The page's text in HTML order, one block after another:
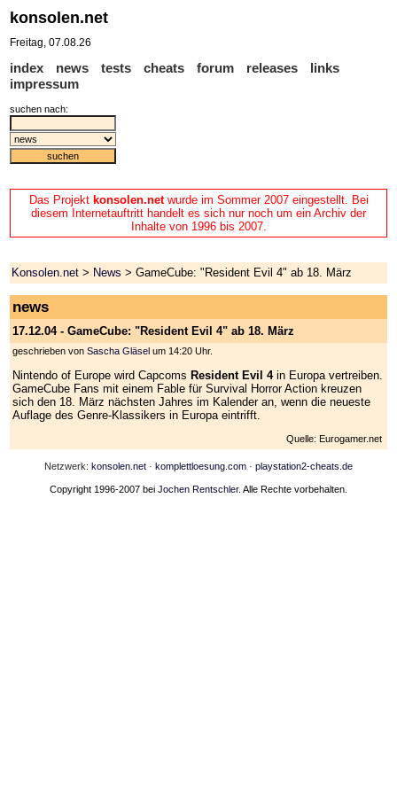
Das Projekt konsolen.netwurde im Sommer 2007 eingestellt. Bei
diesem Internetauftritt handelt es sich nur noch um ein Archiv der
Inhalte von 1996 bis 2007.
Konsolen.net > News > GameCube: "Resident Evil 4" ab 18. März
news
17.12.04 - GameCube: "Resident Evil 4" ab 18. März
geschrieben vonSascha Gläsel um 14:20 Uhr.
Nintendo of Europe wird CapcomsResident Evil 4in Europa vertreiben.
GameCube Fans mit einem Fable für Survival Horror Action kreuzen
sich den 18. März nächsten Jahres im Kalender an, wenn die neueste
Auflage des Genre-Klassikers in Europa eintrifft.
Quelle: Eurogamer.net
Netzwerk: konsolen.net · komplettloesung.com · playstation2-cheats.de
Copyright 1996-2007 bei Jochen Rentschler. Alle Rechte vorbehalten.
konsolen.net
Freitag, 07.08.26
index news tests cheats forum releases
links
impressum
suchen nach: